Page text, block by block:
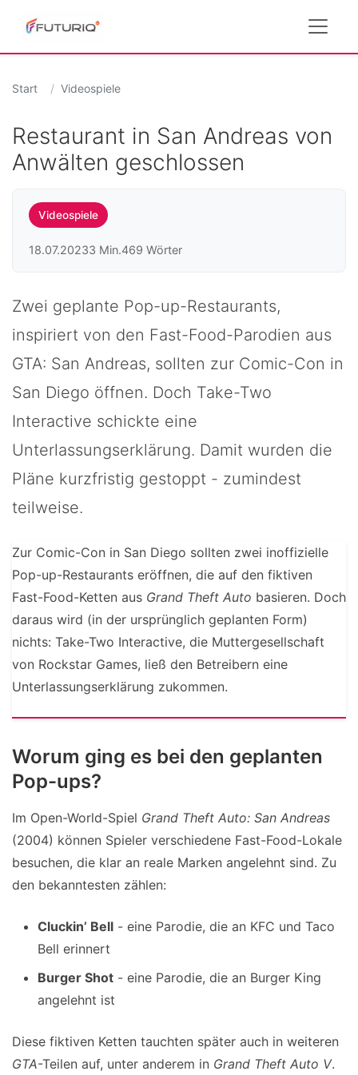
Start Videospiele
Restaurant in San Andreas von
Anwälten geschlossen
Videospiele
18.07.20233 Min.469 Wörter
Zwei geplante Pop-up-Restaurants,
inspiriert von den Fast-Food-Parodien aus
GTA: San Andreas, sollten zur Comic-Con in
San Diego öffnen. Doch Take-Two
Interactive schickte eine
Unterlassungserklärung. Damit wurden die
Pläne kurzfristig gestoppt - zumindest
teilweise.
Zur Comic-Con in San Diego sollten zwei inoffizielle
Pop-up-Restaurants eröffnen, die auf den fiktiven
Fast-Food-Ketten aus Grand Theft Auto basieren. Doch
daraus wird (in der ursprünglich geplanten Form)
nichts: Take-Two Interactive, die Muttergesellschaft
von Rockstar Games, ließ den Betreibern eine
Unterlassungserklärung zukommen.
Worum ging es bei den geplanten
Pop-ups?
Im Open-World-Spiel Grand Theft Auto: San Andreas
(2004) können Spieler verschiedene Fast-Food-Lokale
besuchen, die klar an reale Marken angelehnt sind. Zu
den bekanntesten zählen:
Cluckin’ Bell - eine Parodie, die an KFC und Taco
Bell erinnert
Burger Shot - eine Parodie, die an Burger King
angelehnt ist
Diese fiktiven Ketten tauchten später auch in weiteren
GTA-Teilen auf, unter anderem in Grand Theft Auto V.